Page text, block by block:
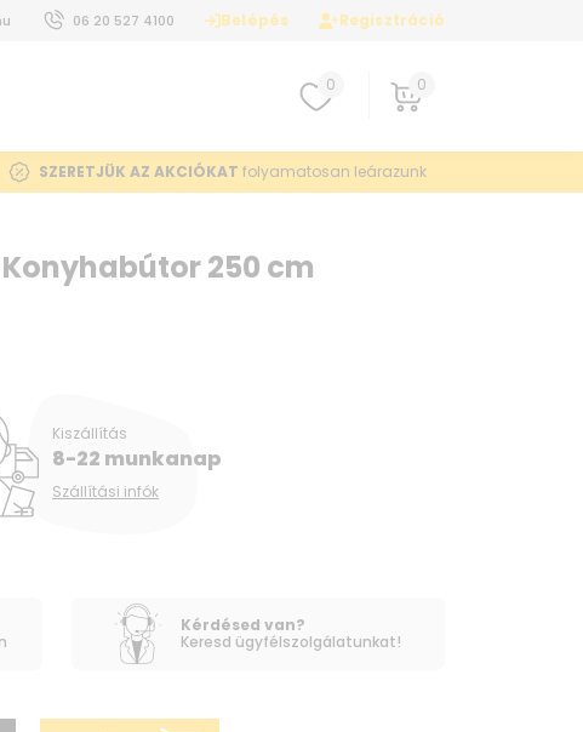
06 20 527 4100 Belépés Regisztráció
0 0
SZERETJÜK AZ AKCIÓKAT folyamatosan leárazunk
250 cm
Kiszállítás
8-22 munkanap
Szállítási infók
Kérdésed van?
Keresd ügyfélszolgálatunkat!